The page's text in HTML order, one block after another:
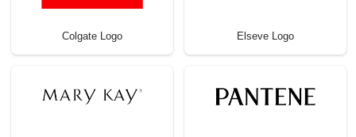
Colgate Logo Elseve Logo